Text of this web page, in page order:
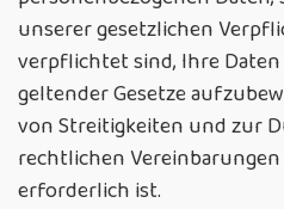
unserer gesetzlichen
verpflichtet sind, Ihre
geltender Gesetze
von Streitigkeiten und zur
rechtlichen
erforderlich ist.